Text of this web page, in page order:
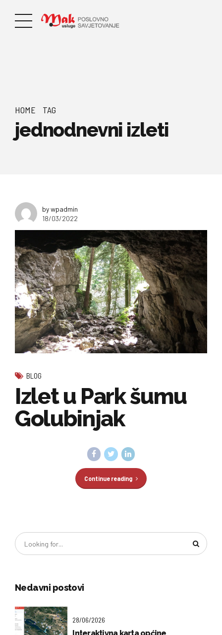
HOME TAG
jednodnevni izleti
by wpadmin
18/03/2022
BLOG
Izlet u Park šumu
Golubinjak
Continue reading
Nedavni postovi
28/06/2026